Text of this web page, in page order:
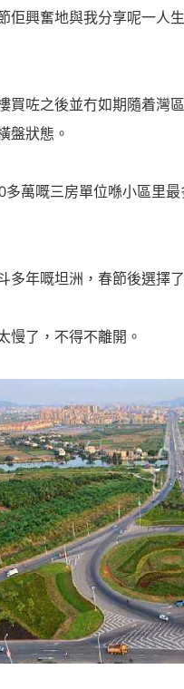
佢興奮地與我分享呢一人
買咗之後並冇如期隨着灣
盤狀態。
萬嘅三房單位喺小區里
多年嘅坦洲，春節後選擇
慢了，不得不離開。